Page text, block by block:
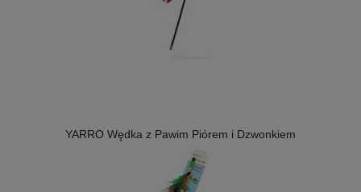
YARRO Wędka z Pawim Piórem i Dzwonkiem